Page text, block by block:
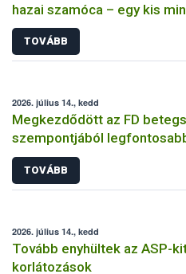
hazai szamóca – egy kis
indokolatlan aggodalmat
TOVÁBB
2026. július 14., kedd
Megkezdődött az FD
szempontjából
TOVÁBB
2026. július 14., kedd
Tovább enyhültek az ASP-
korlátozások